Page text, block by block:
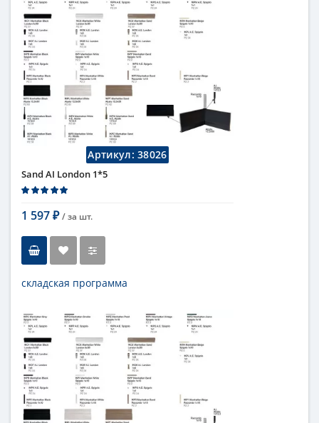
Высота
10 см
Цвет
темный, коричневый
Страна
Италия
Поверхность
глянцевая
Коллекция
Fap Ceramiche
Артикул:38026
Sand AI London 1*5
1 597 ₽ / за шт.
складская программа
Длина
5 см
Высота
1 см
Цвет
темный, коричневый
Страна
Италия
Поверхность
глянцевая
Коллекция
Fap Ceramiche